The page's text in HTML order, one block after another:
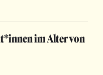
im Alter von